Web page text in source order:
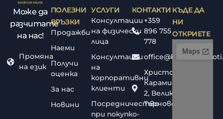
Може да
разчитате
на нас!
Промяна
на език
ПОЛЕЗНИ
ВРЪЗКИ
Продажби
Наеми
Получи
оценка
За нас
Новини
УСЛУГИ
Консултации
на физически
лица
Консултации
на
корпоративни
клиенти
Посредничество
при покупко-
КОНТАКТИ
+359
896 755
778
Христо
Караминков
2, Велико
Търново
КЪДЕ ДА
НИ
ОТКРИЕТЕ